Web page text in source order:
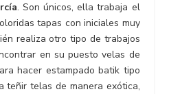
. Son únicos, ella trabaja el
tapas con iniciales muy
realiza otro tipo de trabajos
en su puesto velas de
hacer estampado batik tipo
teñir telas de manera exótica,